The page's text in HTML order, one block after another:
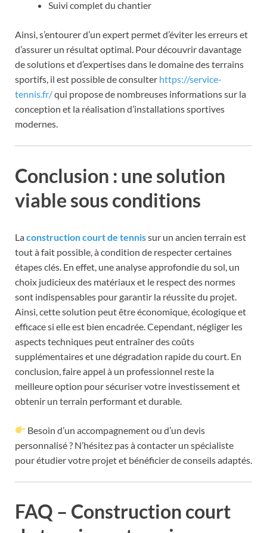
Suivi complet du chantier
Ainsi, s’entourer d’un expert permet d’éviter les erreurs et
d’assurer un résultat optimal. Pour découvrir davantage
de solutions et d’expertises dans le domaine des terrains
sportifs, il est possible de consulter https://service-
tennis.fr/qui propose de nombreuses informations sur la
conception et la réalisation d’installations sportives
modernes.
Conclusion : une solution
viable sous conditions
Laconstruction court de tennissur un ancien terrain est
tout à fait possible, à condition de respecter certaines
étapes clés. En effet, une analyse approfondie du sol, un
choix judicieux des matériaux et le respect des normes
sont indispensables pour garantir la réussite du projet.
Ainsi, cette solution peut être économique, écologique et
efficace si elle est bien encadrée. Cependant, négliger les
aspects techniques peut entraîner des coûts
supplémentaires et une dégradation rapide du court. En
conclusion, faire appel à un professionnel reste la
meilleure option pour sécuriser votre investissement et
obtenir un terrain performant et durable.
Besoin d’un accompagnement ou d’un devis
personnalisé ? N’hésitez pas à contacter un spécialiste
pour étudier votre projet et bénéficier de conseils adaptés.
FAQ – Construction court